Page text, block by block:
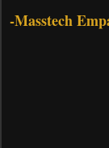
-Masstech